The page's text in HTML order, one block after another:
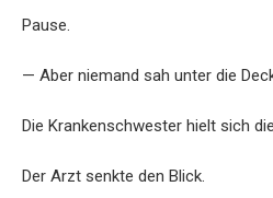
Pause.
— Aber niemand sah unter die
Die Krankenschwester hielt sich
Der Arzt senkte den Blick.